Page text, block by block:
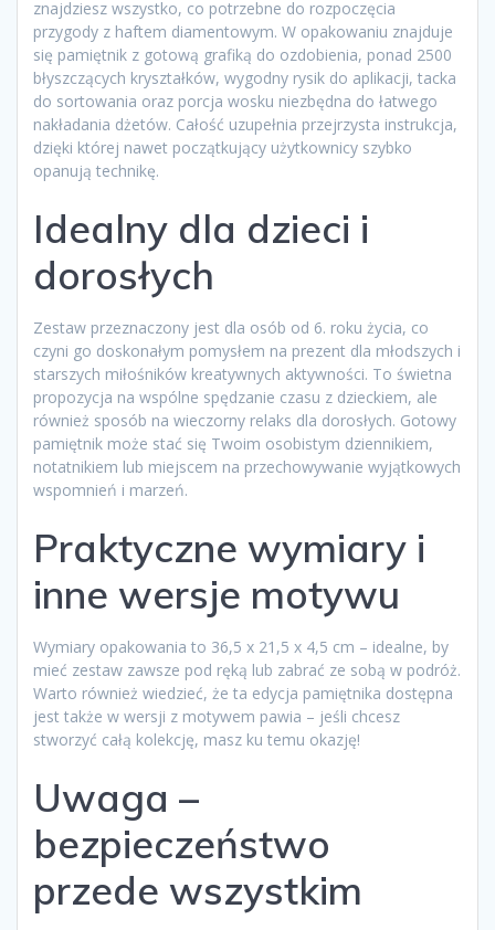
znajdziesz wszystko, co potrzebne do rozpoczęcia
przygody z haftem diamentowym. W opakowaniu znajduje
się pamiętnik z gotową grafiką do ozdobienia, ponad 2500
błyszczących kryształków, wygodny rysik do aplikacji, tacka
do sortowania oraz porcja wosku niezbędna do łatwego
nakładania dżetów. Całość uzupełnia przejrzysta instrukcja,
dzięki której nawet początkujący użytkownicy szybko
opanują technikę.
Idealny dla dzieci i
dorosłych
Zestaw przeznaczony jest dla osób od 6. roku życia, co
czyni go doskonałym pomysłem na prezent dla młodszych i
starszych miłośników kreatywnych aktywności. To świetna
propozycja na wspólne spędzanie czasu z dzieckiem, ale
również sposób na wieczorny relaks dla dorosłych. Gotowy
pamiętnik może stać się Twoim osobistym dziennikiem,
notatnikiem lub miejscem na przechowywanie wyjątkowych
wspomnień i marzeń.
Praktyczne wymiary i
inne wersje motywu
Wymiary opakowania to 36,5 x 21,5 x 4,5 cm – idealne, by
mieć zestaw zawsze pod ręką lub zabrać ze sobą w podróż.
Warto również wiedzieć, że ta edycja pamiętnika dostępna
jest także w wersji z motywem pawia – jeśli chcesz
stworzyć całą kolekcję, masz ku temu okazję!
Uwaga –
bezpieczeństwo
przede wszystkim